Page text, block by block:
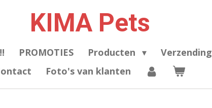
KIMA Pets
PROMOTIES Producten Verzending
Foto's van klanten